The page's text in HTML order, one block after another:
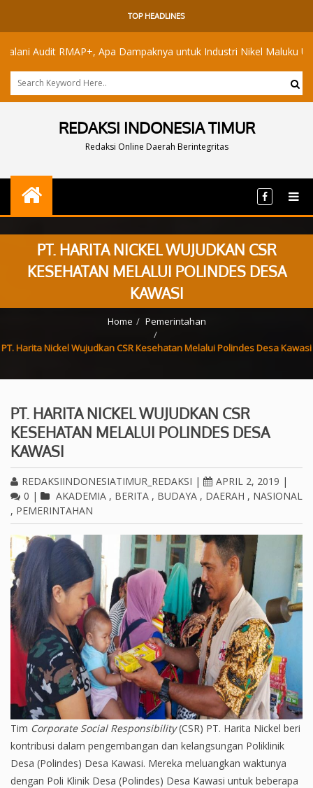
TOP HEADLINES
Apa Dampaknya untuk Industri Nikel Maluku Utara?
REDAKSI INDONESIA TIMUR
Redaksi Online Daerah Berintegritas
PT. HARITA NICKEL WUJUDKAN CSR
KESEHATAN MELALUI POLINDES DESA
KAWASI
Home Pemerintahan
PT. Harita Nickel Wujudkan CSR Kesehatan Melalui Polindes Desa Kawasi
PT. HARITA NICKEL WUJUDKAN CSR
KESEHATAN MELALUI POLINDES DESA
KAWASI
REDAKSIINDONESIATIMUR_REDAKSI | APRIL 2, 2019 |
0 | AKADEMIA , BERITA , BUDAYA , DAERAH , NASIONAL
, PEMERINTAHAN
Tim Corporate Social Responsibility(CSR) PT. Harita Nickel beri
kontribusi dalam pengembangan dan kelangsungan Poliklinik
Desa (Polindes) Desa Kawasi. Mereka meluangkan waktunya
dengan Poli Klinik Desa (Polindes) Desa Kawasi untuk beberapa